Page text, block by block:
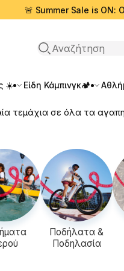
🚨 Summer Sale is ON:
Αναζήτηση
☀️ Είδη Κάμπινγκ🏕️
τεμάχια σε όλα τα
Ποδήλατα &
Ποδηλασία